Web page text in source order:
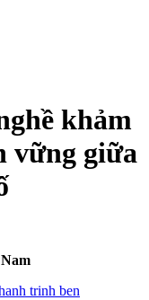
khảm
vững giữa